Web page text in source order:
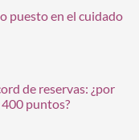
puesto en el cuidado
de reservas: ¿por
puntos?